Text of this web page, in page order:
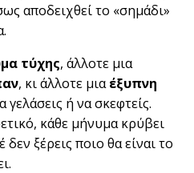
αποδειχθεί το «σημάδι»
τύχης, άλλοτε μια
, κι άλλοτε μιαέξυπνη
γελάσεις ή να σκεφτείς.
κάθε μήνυμα κρύβει
ξέρεις ποιο θα είναι το